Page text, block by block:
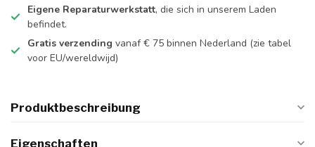
Eigene Reparaturwerkstatt, die sich in unserem Laden
befindet.
Gratis verzending vanaf € 75 binnen Nederland (zie tabel
voor EU/wereldwijd)
Produktbeschreibung
Eigenschaften